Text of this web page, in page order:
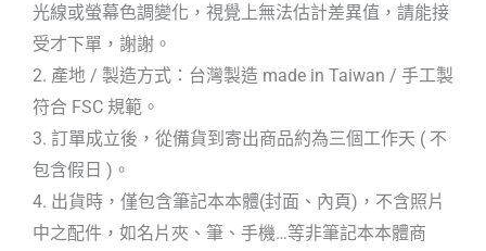
光線或螢幕色調變化，視覺上無法估計差異值，請能接
受才下單，謝謝。
2. 產地 / 製造方式：台灣製造 made in Taiwan / 手工製
符合 FSC 規範。
3. 訂單成立後，從備貨到寄出商品約為三個工作天 ( 不
包含假日 )。
4. 出貨時，僅包含筆記本本體(封面、內頁)，不含照片
中之配件，如名片夾、筆、手機…等非筆記本本體商